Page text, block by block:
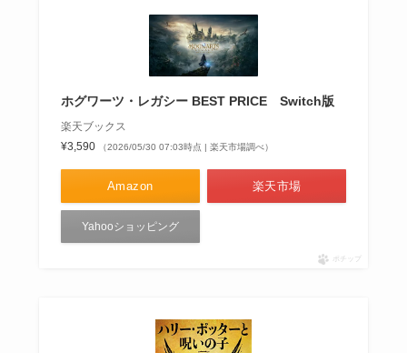
ホグワーツ・レガシー BEST PRICE Switch版
楽天ブックス
¥3,590
（2026/05/30 07:03時点 | 楽天市場調べ）
Amazon 楽天市場
Yahooショッピング
ポチップ